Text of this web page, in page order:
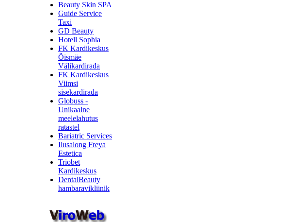
Beauty Skin SPA
Guide Service
Taxi
GD Beauty
Hotell Sophia
FK Kardikeskus
Õismäe
Välikardirada
FK Kardikeskus
Viimsi
sisekardirada
Globuss -
Unikaalne
meelelahutus
ratastel
Bariatric Services
Ilusalong Freya
Estetica
Triobet
Kardikeskus
DentalBeauty
hambaravikliinik